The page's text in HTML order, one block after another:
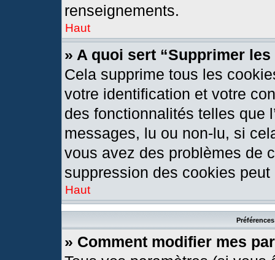
renseignements.
Haut
» A quoi sert “Supprimer
Cela supprime tous les
votre identification et votre
des fonctionnalités telles que
messages, lu ou non-lu, si
vous avez des problèmes de
suppression des cookies peut
Haut
» Comment modifier mes